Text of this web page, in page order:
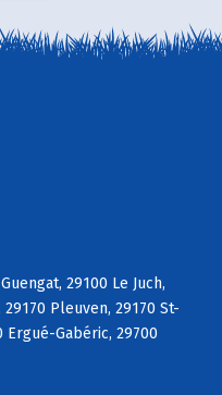
29100 Le Juch,
Pleuven, 29170 St-
Ergué-Gabéric, 29700